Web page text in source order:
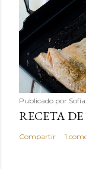
Publicado por
RECETA
Compartir 1